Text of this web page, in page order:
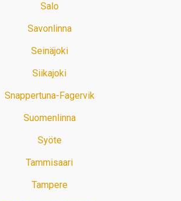
Salo
Savonlinna
Seinäjoki
Siikajoki
Snappertuna-Fagervik
Suomenlinna
Syöte
Tammisaari
Tampere